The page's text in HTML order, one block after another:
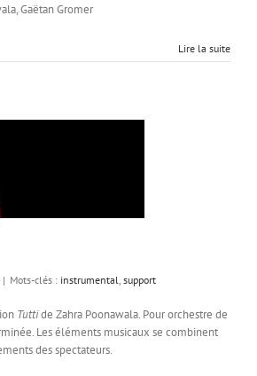
Gaëtan Gromer
Lire la suite
| Mots-clés : instrumental support
Tuttide Zahra Poonawala. Pour orchestre de
Les éléments musicaux se combinent
des spectateurs.